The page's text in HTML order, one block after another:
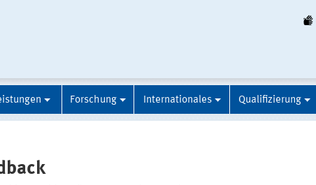
Forschung Internationales Qualifizierung